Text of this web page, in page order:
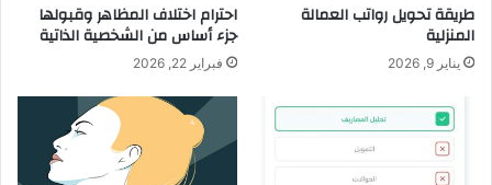
طريقة تحويل رواتب العمالة
المنزلية
يناير 9, 2026
احترام اختلاف المظاهر وقبولها
جزء أساس من الشخصية الذاتية
فبراير 22, 2026